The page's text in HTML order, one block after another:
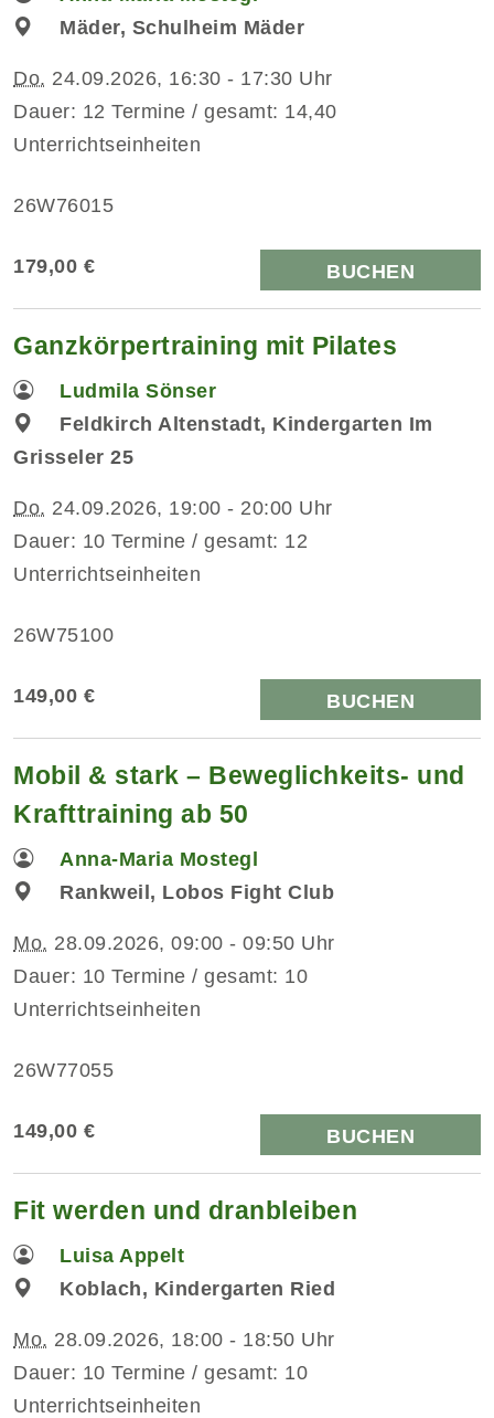
Mäder, Schulheim Mäder
Do. 24.09.2026, 16:30 - 17:30 Uhr
Dauer: 12 Termine / gesamt: 14,40
Unterrichtseinheiten
26W76015
179,00 € BUCHEN
Ganzkörpertraining mit Pilates
Ludmila Sönser
Feldkirch Altenstadt, Kindergarten Im
Grisseler 25
Do. 24.09.2026, 19:00 - 20:00 Uhr
Dauer: 10 Termine / gesamt: 12
Unterrichtseinheiten
26W75100
149,00 € BUCHEN
Mobil & stark – Beweglichkeits- und
Krafttraining ab 50
Anna-Maria Mostegl
Rankweil, Lobos Fight Club
Mo. 28.09.2026, 09:00 - 09:50 Uhr
Dauer: 10 Termine / gesamt: 10
Unterrichtseinheiten
26W77055
149,00 € BUCHEN
Fit werden und dranbleiben
Luisa Appelt
Koblach, Kindergarten Ried
Mo. 28.09.2026, 18:00 - 18:50 Uhr
Dauer: 10 Termine / gesamt: 10
Unterrichtseinheiten